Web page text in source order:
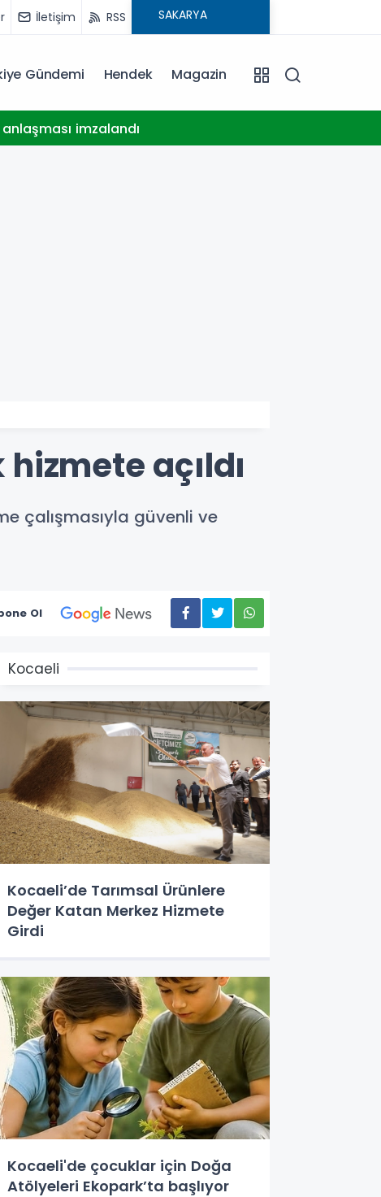
İletişim RSS
Gündemi Hendek Magazin
imzalandı
açıldı
çalışmasıyla güvenli ve
Ol
Kocaeli
Kocaeli’de Tarımsal Ürünlere
Değer Katan Merkez Hizmete
Girdi
Kocaeli'de çocuklar için Doğa
Atölyeleri Ekopark’ta başlıyor